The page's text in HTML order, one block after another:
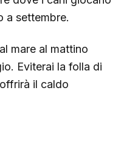
a settembre.
mare al mattino
Eviterai la folla di
il caldo